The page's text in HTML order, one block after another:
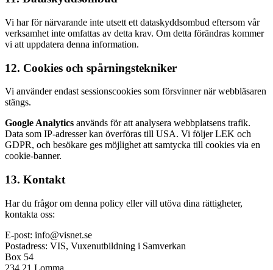
Vi har för närvarande inte utsett ett dataskyddsombud eftersom vår
verksamhet inte omfattas av detta krav. Om detta förändras kommer
vi att uppdatera denna information.
12. Cookies och spårningstekniker
Vi använder endast sessionscookies som försvinner när webbläsaren
stängs.
Google Analytics används för att analysera webbplatsens trafik.
Data som IP-adresser kan överföras till USA. Vi följer LEK och
GDPR, och besökare ges möjlighet att samtycka till cookies via en
cookie-banner.
13. Kontakt
Har du frågor om denna policy eller vill utöva dina rättigheter,
kontakta oss:
E-post: info@visnet.se
Postadress: VIS, Vuxenutbildning i Samverkan
Box 54
234 21 Lomma